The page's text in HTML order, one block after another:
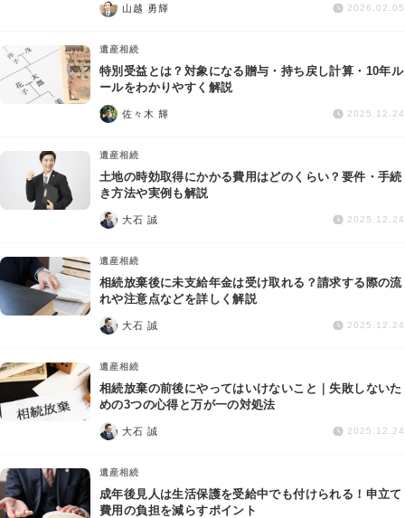
山越 勇輝 2026.02.05
遺産相続
特別受益とは？対象になる贈与・持ち戻し計算・10年ル
ールをわかりやすく解説
佐々木 輝 2025.12.24
遺産相続
土地の時効取得にかかる費用はどのくらい？要件・手続
き方法や実例も解説
大石 誠 2025.12.24
遺産相続
相続放棄後に未支給年金は受け取れる？請求する際の流
れや注意点などを詳しく解説
大石 誠 2025.12.24
遺産相続
相続放棄の前後にやってはいけないこと｜失敗しないた
めの3つの心得と万が一の対処法
大石 誠 2025.12.24
遺産相続
成年後見人は生活保護を受給中でも付けられる！申立て
費用の負担を減らすポイント